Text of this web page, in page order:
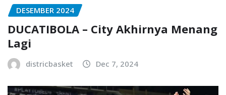
DESEMBER 2024
DUCATIBOLA – City Akhirnya Menang
Lagi
districbasket Dec 7, 2024